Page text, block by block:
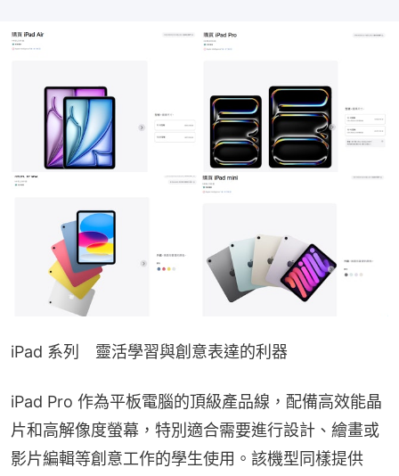
iPad 系列　靈活學習與創意表達的利器
iPad Pro 作為平板電腦的頂級產品線，配備高效能晶
片和高解像度螢幕，特別適合需要進行設計、繪畫或
影片編輯等創意工作的學生使用。該機型同樣提供